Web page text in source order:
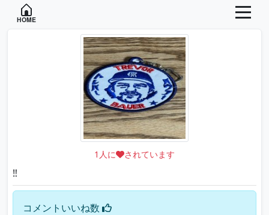
HOME
1 人に されています
‼️
コメントいいね数